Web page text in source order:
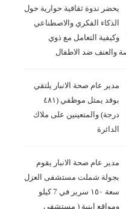
يحضر ندوة ثقافية حوارية حول
الذكاء الفكري والاصطناعي
وكيفية التعامل مع ذوي
والعنف ضد الاطفال
مدير عام صحة الانبار يلتقي
بوفد يمثل موظفي (٤٨١
درجة) والمتعينين على ملاك
الدائرة
مدير عام صحة الانبار يقوم
بجولة شملت مستشفى العزل
سعة ١٥٠ سرير في 7 كيلو
ومواقع ابنية ( مستشفى